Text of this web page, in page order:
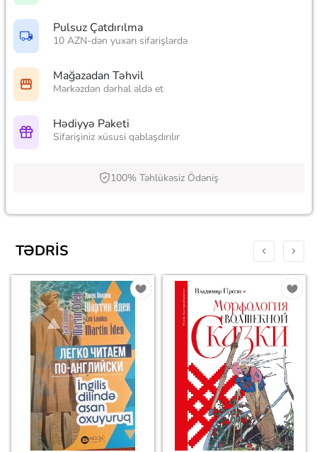
Pulsuz Çatdırılma
10 AZN-dən yuxarı sifarişlərdə
Mağazadan Təhvil
Mərkəzdən dərhal əldə et
Hədiyyə Paketi
Sifarişiniz xüsusi qablaşdırılır
100% Təhlükəsiz Ödəniş
TƏDRIS